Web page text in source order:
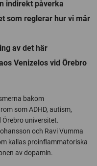
indirekt påverka
som reglerar hur vi mår
av det här
Venizelos vid Örebro
bakom
som ADHD, autism,
universitet.
och Ravi Vumma
kallas proinflammatoriska
av dopamin.